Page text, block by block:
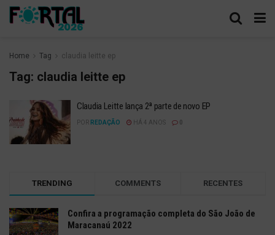
Home Tag claudia leitte ep
Tag: claudia leitte ep
Claudia Leitte lança 2ª parte de novo EP
POR REDAÇÃO HÁ 4 ANOS
TRENDING COMMENTS RECENTES
Confira a programação completa do São João de
Maracanaú 2022